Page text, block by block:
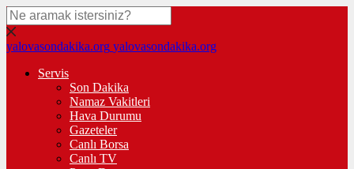
yalovasondakika.org yalovasondakika.org
Servis
Son Dakika
Namaz Vakitleri
Hava Durumu
Gazeteler
Canlı Borsa
Canlı TV